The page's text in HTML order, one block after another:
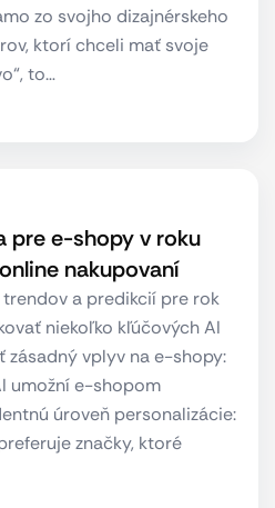
zo svojho dizajnérskeho
ktorí chceli mať svoje
to…
pre e-shopy v roku
nakupovaní
a predikcií pre rok
niekoľko kľúčových AI
zásadný vplyv na e-shopy:
umožní e-shopom
úroveň personalizácie:
značky, ktoré